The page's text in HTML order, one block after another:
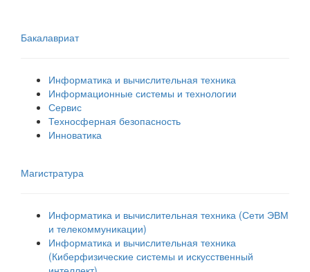
Бакалавриат
Информатика и вычислительная техника
Информационные системы и технологии
Сервис
Техносферная безопасность
Инноватика
Магистратура
Информатика и вычислительная техника (Сети ЭВМ
и телекоммуникации)
Информатика и вычислительная техника
(Киберфизические системы и искусственный